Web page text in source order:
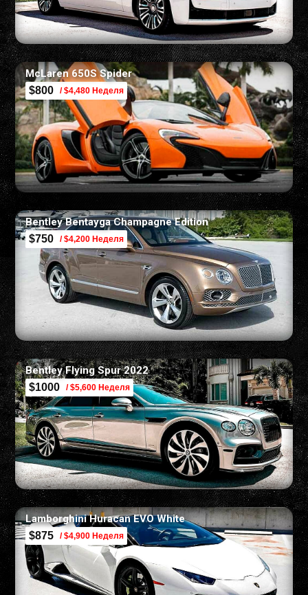
McLaren 650S Spider
$800 / $4,480 Неделя
Bentley Bentayga Champagne Edition
$750 / $4,200 Неделя
Bentley Flying Spur 2022
$1000 / $5,600 Неделя
Lamborghini Huracan EVO White
$875 / $4,900 Неделя